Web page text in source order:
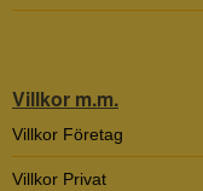
Villkor m.m.
Villkor Företag
Villkor Privat